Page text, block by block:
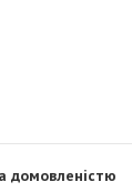
домовленістю